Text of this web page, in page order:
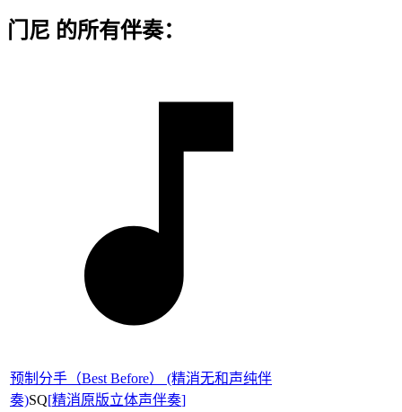
门尼 的所有伴奏：
预制分手（Best Before） (精消无和声纯伴
奏)SQ[精消原版立体声伴奏]